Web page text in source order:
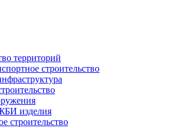
территорий
строительство
изделия
строительство